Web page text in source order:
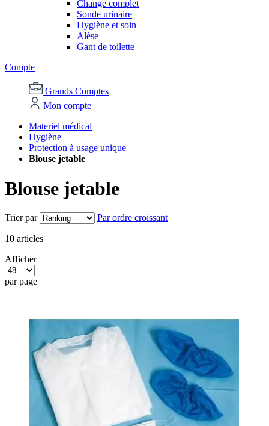
Change complet
Sonde urinaire
Hygiène et soin
Alèse
Gant de toilette
Compte
Grands Comptes
Mon compte
Materiel médical
Hygiène
Protection à usage unique
Blouse jetable
Blouse jetable
Trier par Par ordre croissant
10 articles
Afficher
par page